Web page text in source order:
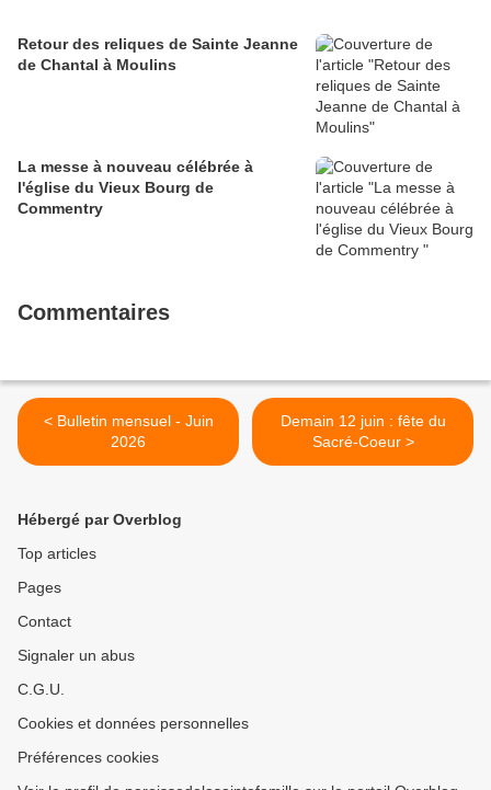
Retour des reliques de Sainte Jeanne
de Chantal à Moulins
La messe à nouveau célébrée à
l'église du Vieux Bourg de
Commentry
Commentaires
< Bulletin mensuel - Juin
2026
Demain 12 juin : fête du
Sacré-Coeur >
Hébergé par Overblog
Top articles
Pages
Contact
Signaler un abus
C.G.U.
Cookies et données personnelles
Préférences cookies